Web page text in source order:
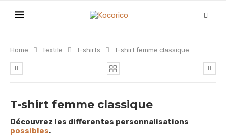
Home Textile T-shirts T-shirt femme classique
T-shirt femme classique
Découvrez les differentes personnalisations
possibles.